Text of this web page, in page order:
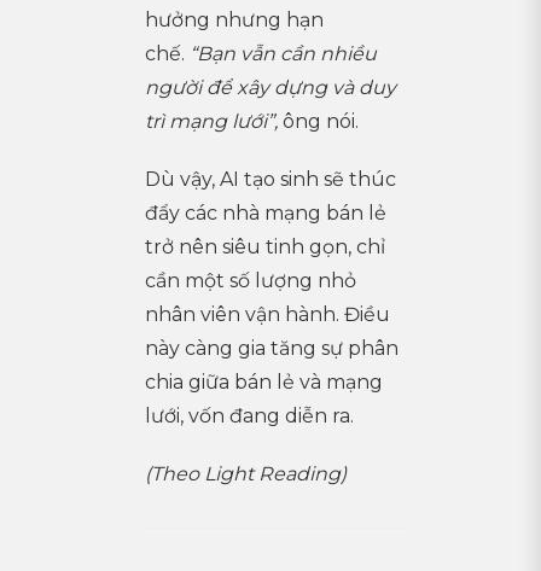
hưởng nhưng hạn
chế. “Bạn vẫn cần nhiều
người để xây dựng và duy
trì mạng lưới”, ông nói.
Dù vậy, AI tạo sinh sẽ thúc
đẩy các nhà mạng bán lẻ
trở nên siêu tinh gọn, chỉ
cần một số lượng nhỏ
nhân viên vận hành. Điều
này càng gia tăng sự phân
chia giữa bán lẻ và mạng
lưới, vốn đang diễn ra.
(Theo Light Reading)